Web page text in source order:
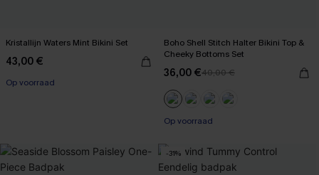
Kristallijn Waters Mint Bikini Set
43,00 €
Op voorraad
Boho Shell Stitch Halter Bikini Top &
Cheeky Bottoms Set
36,00 €40,00 €
Op voorraad
-31%